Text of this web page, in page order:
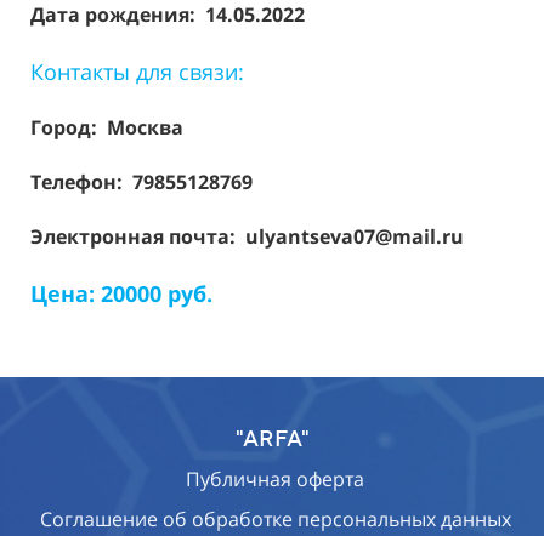
Дата рождения: 14.05.2022
Контакты для связи:
Город: Москва
Телефон: 79855128769
Электронная почта: ulyantseva07@mail.ru
Цена: 20000 руб.
"ARFA"
Публичная оферта
Соглашение об обработке персональных данных